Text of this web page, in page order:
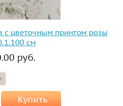
с цветочным принтом розы
см
руб.
Купить